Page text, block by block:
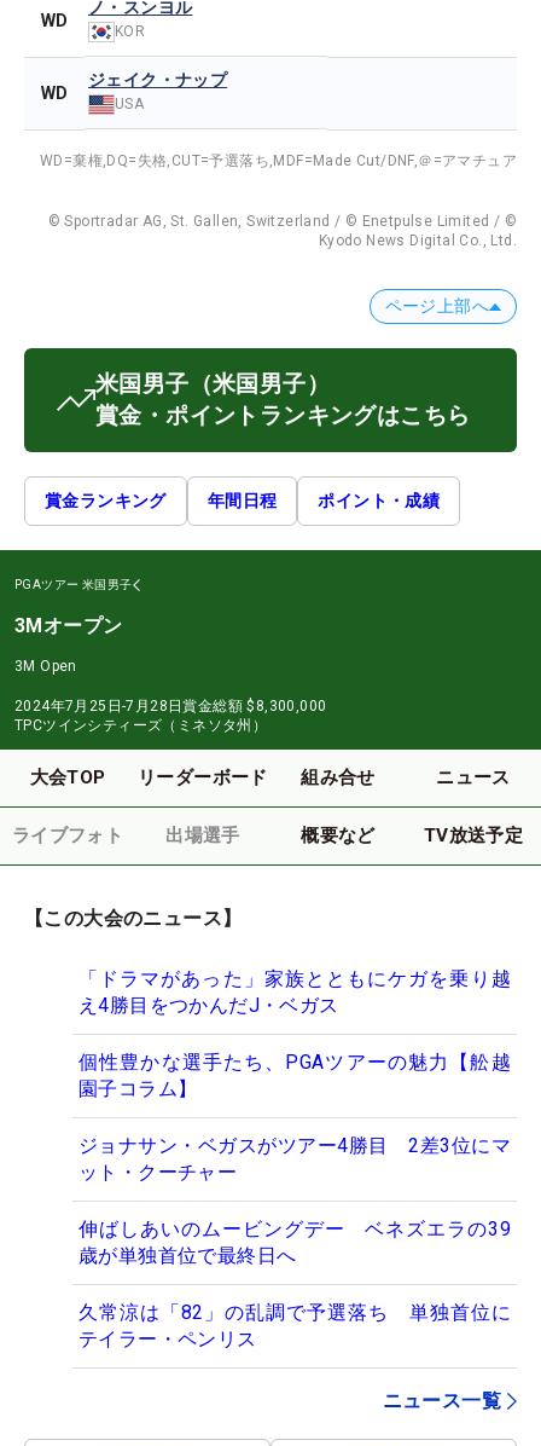
WD
ノ・スンヨル
KOR
WD
ジェイク・ナップ
USA
WD=棄権, DQ=失格, CUT=予選落ち, MDF=Made Cut/DNF,＠=アマチュア
© Sportradar AG, St. Gallen, Switzerland / © Enetpulse Limited / ©
Kyodo News Digital Co., Ltd.
ページ上部へ
米国男子 （米国男子）
賞金・ポイントランキングはこちら
賞金ランキング 年間日程 ポイント・成績
PGAツアー 米国男子
3Mオープン
3M Open
2024年7月25日-7月28日賞金総額 $8,300,000
TPCツインシティーズ（ミネソタ州）
大会TOP リーダーボード 組み合せ ニュース
ライブフォト 出場選手 概要など TV放送予定
【この大会のニュース】
「ドラマがあった」家族とともにケガを乗り越
え4勝目をつかんだJ・ベガス
個性豊かな選手たち、PGAツアーの魅力【舩越
園子コラム】
ジョナサン・ベガスがツアー4勝目 2差3位にマ
ット・クーチャー
伸ばしあいのムービングデー ベネズエラの39
歳が単独首位で最終日へ
久常涼は「82」の乱調で予選落ち 単独首位に
テイラー・ペンリス
ニュース一覧